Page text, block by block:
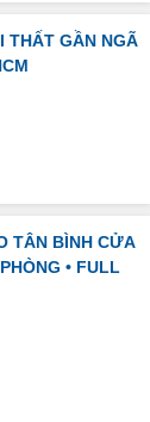
THẤT GẦN NGÃ
TÂN BÌNH CỬA
• FULL